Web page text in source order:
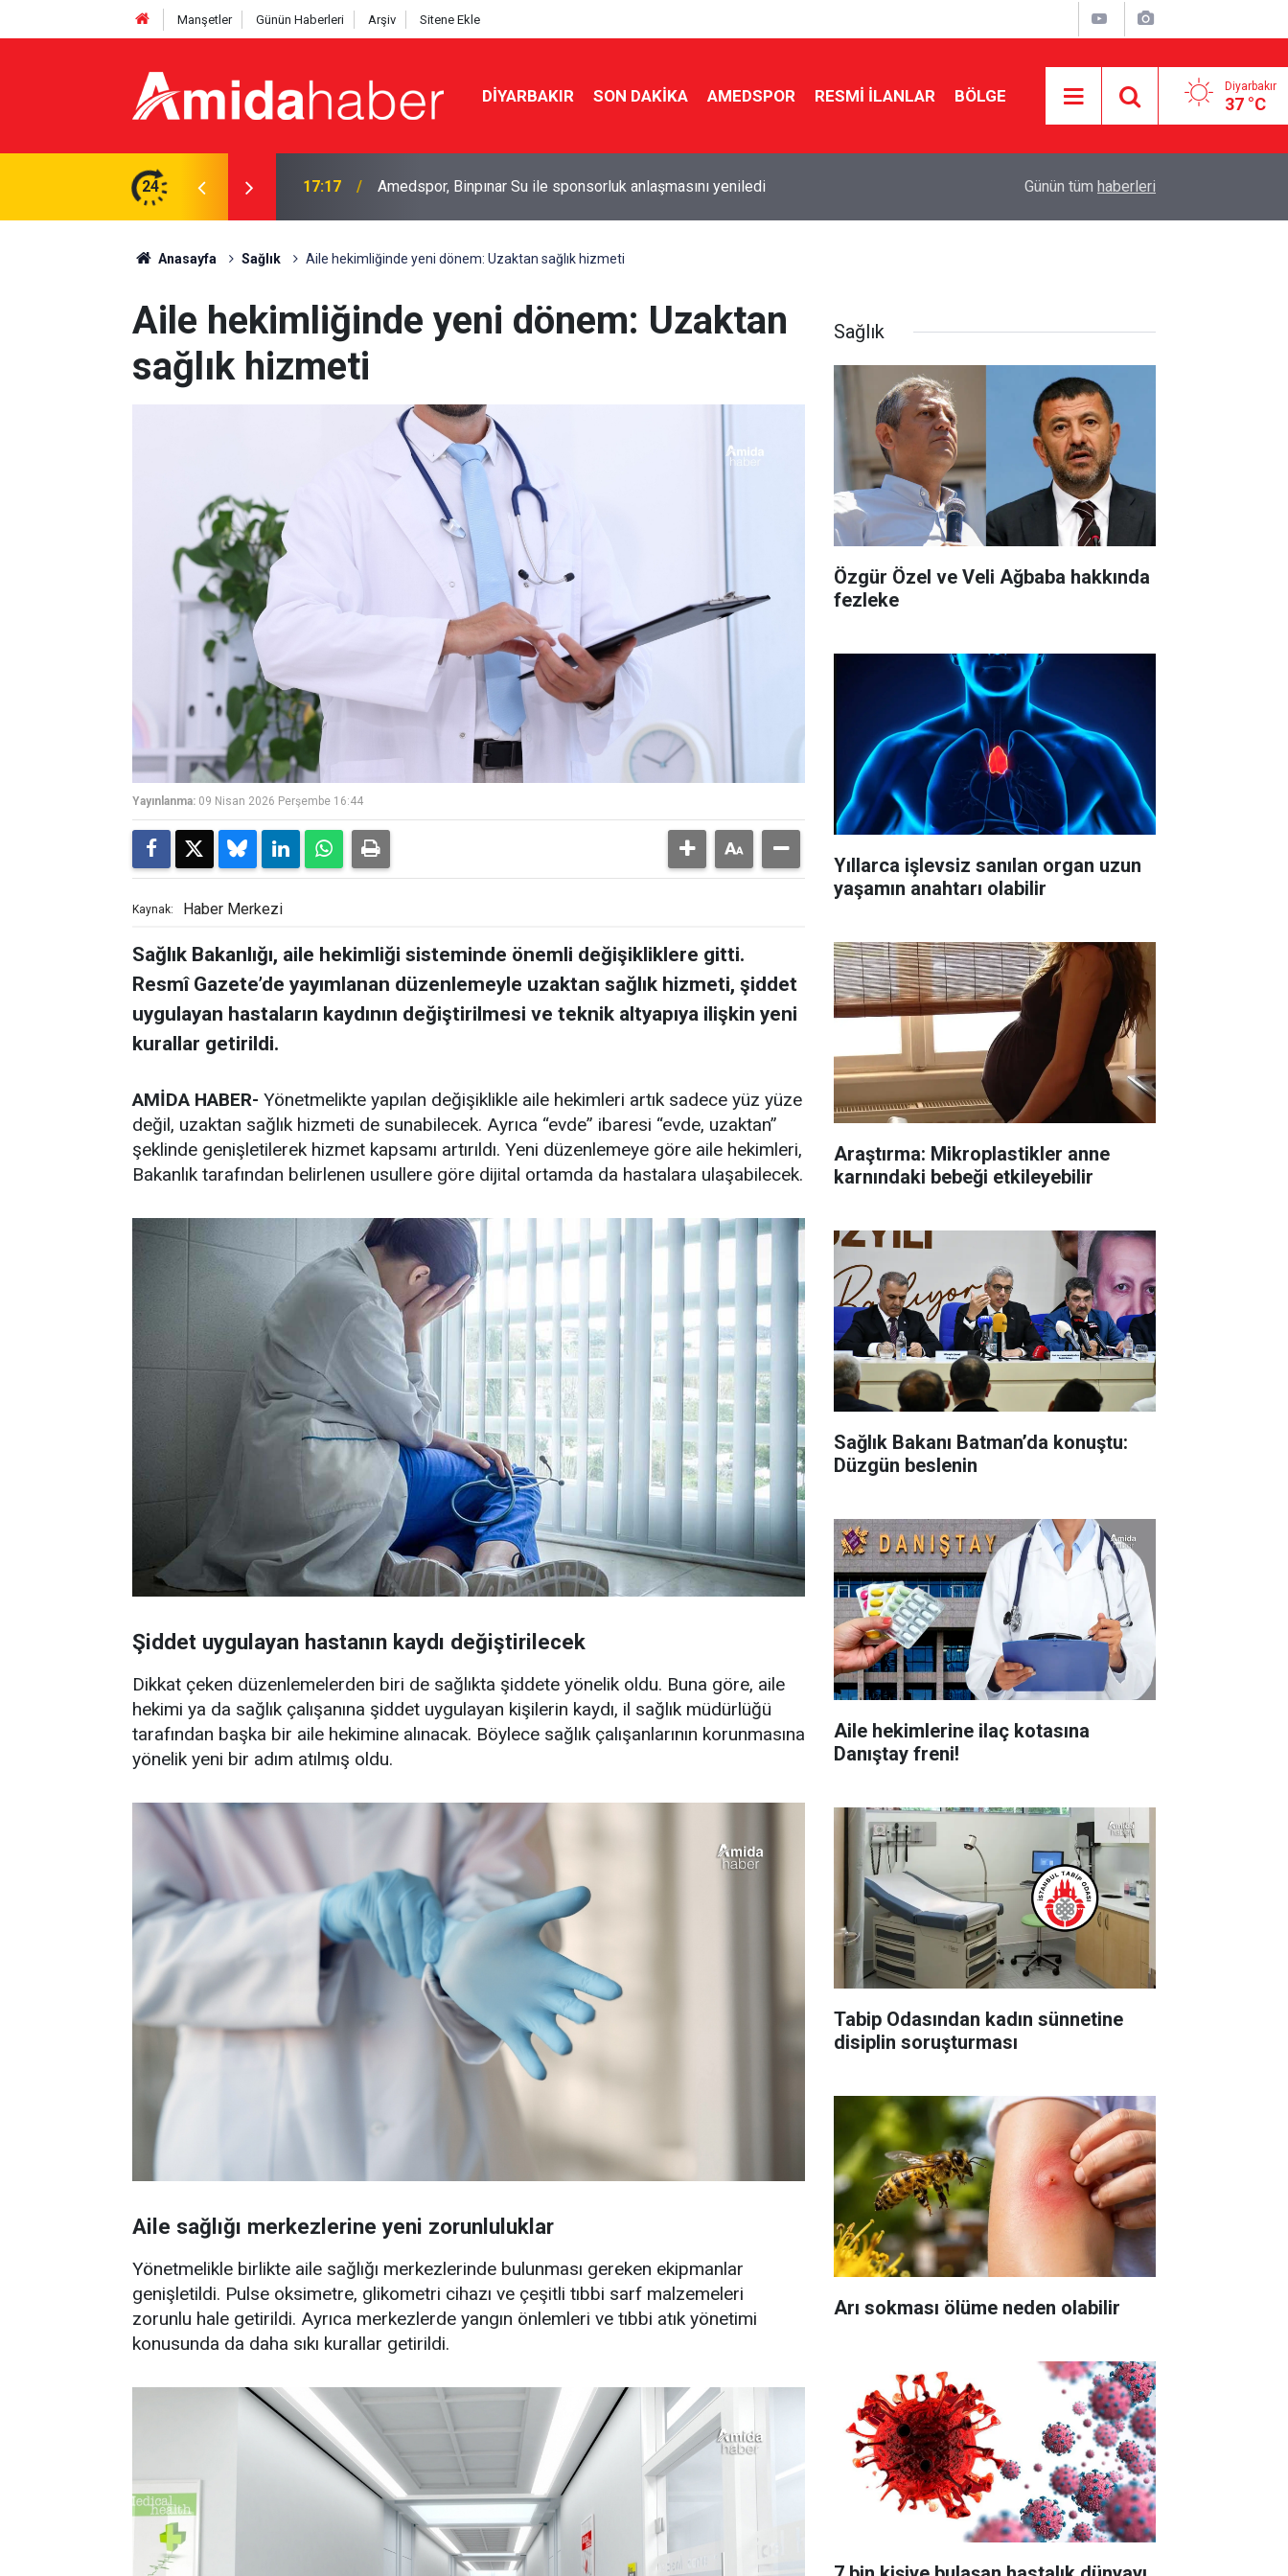
Manşetler Günün Haberleri Arşiv Sitene Ekle
DIYARBAKIR SON DAKIKA AMEDSPOR RESMI İLANLAR BÖLGE Diyarbakır
37 °C
24
anlaşmasını yeniledi 16:45 Hakkari’de çekirge ve böcek istilası: Uzmanından uyarı Van Gölü’nde sürüklenen 2 kişi kurtarıldı
Günün tüm haberleri
Anasayfa Sağlık Aile hekimliğinde yeni dönem: Uzaktan sağlık hizmeti
Aile hekimliğinde yeni dönem: Uzaktan
sağlık hizmeti
Yayınlanma: 09 Nisan 2026 Perşembe 16:44
Kaynak: Haber Merkezi
Sağlık Bakanlığı, aile hekimliği sisteminde önemli değişikliklere gitti.
Resmî Gazete’de yayımlanan düzenlemeyle uzaktan sağlık hizmeti, şiddet
uygulayan hastaların kaydının değiştirilmesi ve teknik altyapıya ilişkin yeni
kurallar getirildi.
AMİDA HABER- Yönetmelikte yapılan değişiklikle aile hekimleri artık sadece yüz yüze
değil, uzaktan sağlık hizmeti de sunabilecek. Ayrıca “evde” ibaresi “evde, uzaktan”
şeklinde genişletilerek hizmet kapsamı artırıldı. Yeni düzenlemeye göre aile hekimleri,
Bakanlık tarafından belirlenen usullere göre dijital ortamda da hastalara ulaşabilecek.
Şiddet uygulayan hastanın kaydı değiştirilecek
Dikkat çeken düzenlemelerden biri de sağlıkta şiddete yönelik oldu. Buna göre, aile
hekimi ya da sağlık çalışanına şiddet uygulayan kişilerin kaydı, il sağlık müdürlüğü
tarafından başka bir aile hekimine alınacak. Böylece sağlık çalışanlarının korunmasına
yönelik yeni bir adım atılmış oldu.
Aile sağlığı merkezlerine yeni zorunluluklar
Yönetmelikle birlikte aile sağlığı merkezlerinde bulunması gereken ekipmanlar
genişletildi. Pulse oksimetre, glikometri cihazı ve çeşitli tıbbi sarf malzemeleri
zorunlu hale getirildi. Ayrıca merkezlerde yangın önlemleri ve tıbbi atık yönetimi
konusunda da daha sıkı kurallar getirildi.
Sağlık
Özgür Özel ve Veli Ağbaba hakkında
fezleke
Yıllarca işlevsiz sanılan organ uzun
yaşamın anahtarı olabilir
Araştırma: Mikroplastikler anne
karnındaki bebeği etkileyebilir
Sağlık Bakanı Batman’da konuştu:
Düzgün beslenin
Aile hekimlerine ilaç kotasına
Danıştay freni!
Tabip Odasından kadın sünnetine
disiplin soruşturması
Arı sokması ölüme neden olabilir